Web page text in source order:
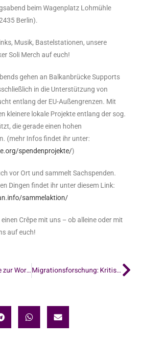
beim Wagenplatz Lohmühle
Berlin).
Musik, Bastelstationen, unsere
Soli Merch auf euch!
gehen an Balkanbrücke Supports
in die Unterstützung von
entlang der EU-Außengrenzen. Mit
kleinere lokale Projekte entlang der sog.
die gerade einen hohen
(mehr Infos findet ihr unter:
spendenprojekte/)
vor Ort und sammelt Sachspenden.
Dingen findet ihr unter diesem Link:
sammelaktion/
Crêpe mit uns – ob alleine oder mit
auf euch!
Balkanismus: Worte zur Wortwahl Migrationsforschung: Kritische Perspektiven und die ‚Balkanroute‘